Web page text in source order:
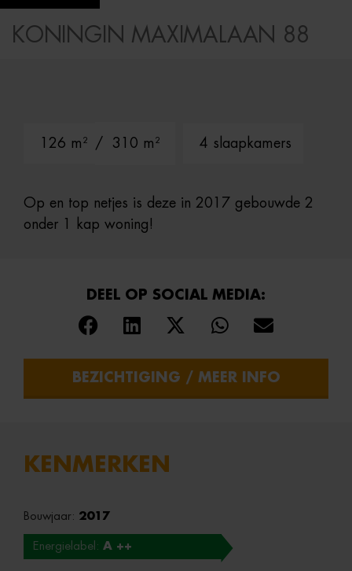
KONINGIN MAXIMALAAN 88
126 m² / 310 m² 4 slaapkamers
Op en top netjes is deze in 2017 gebouwde 2
onder 1 kap woning!
DEEL OP SOCIAL MEDIA:
BEZICHTIGING / MEER INFO
KENMERKEN
Bouwjaar: 2017
Energielabel: A ++